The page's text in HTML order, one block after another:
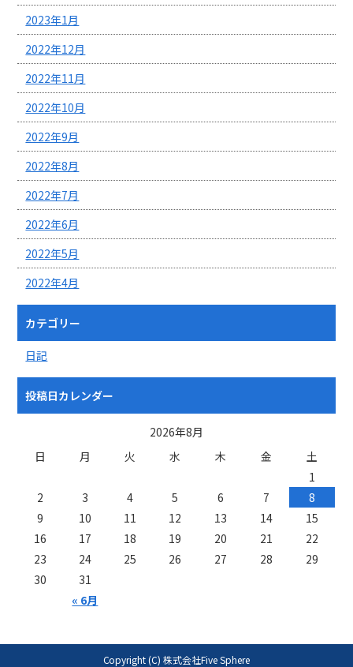
2023年1月
2022年12月
2022年11月
2022年10月
2022年9月
2022年8月
2022年7月
2022年6月
2022年5月
2022年4月
カテゴリー
日記
投稿日カレンダー
2026年8月
日
月 火 水 木 金 土
« 6月
1
2
3 4 5 6 7
8
9
10 11 12 13 14
15
16
17 18 19 20 21
22
23
24 25 26 27 28
29
30
31
Copyright (C) 株式会社Five Sphere